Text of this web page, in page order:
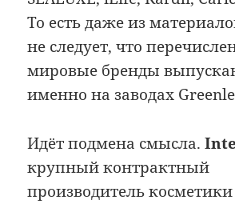
То есть даже из
не следует, что
мировые бренды
именно на заводах
Идёт подмена смысла.
крупный контрактный
производитель